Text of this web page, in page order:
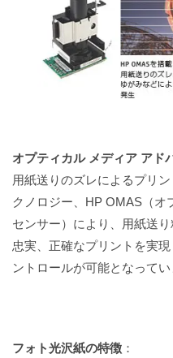
オプティカル メディア アド
用紙送りのズレによるプリ
クノロジー、HP OMAS（オ
センサー）により、用紙送
忠実、正確なプリントを実
ントロールが可能となってい
フォト光沢紙の特徴 ：